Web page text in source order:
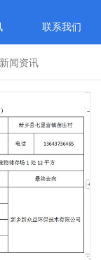
联系我们
新闻资讯